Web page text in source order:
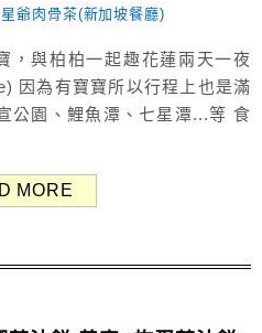
，與柏柏一起趣花蓮兩天一夜
因為有寶寶所以行程上也是滿
公園、鯉魚潭、七星潭...等 食
坡肉骨茶餐廳了~ 在花蓮美
MORE